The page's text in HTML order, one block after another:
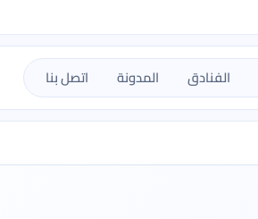
الفنادق المدونة اتصل بنا